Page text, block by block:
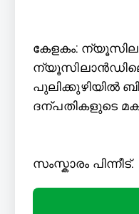
കേളകം:
പുലിക്കുഴിയില്‍
ദന്പതികളുടെ
സംസ്കാരം പിന്നീട്.